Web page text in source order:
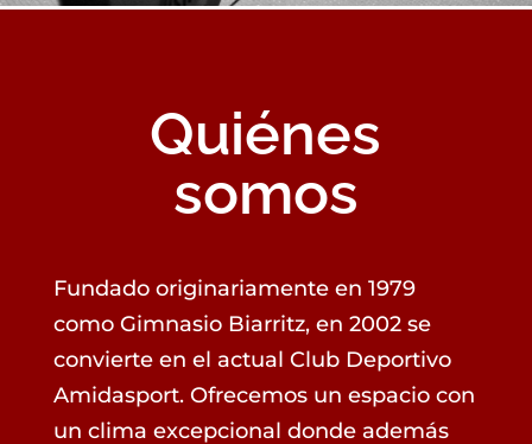
Quiénes
somos
Fundado originariamente en 1979
como Gimnasio Biarritz, en 2002 se
convierte en el actual Club Deportivo
Amidasport. Ofrecemos un espacio con
un clima excepcional donde además